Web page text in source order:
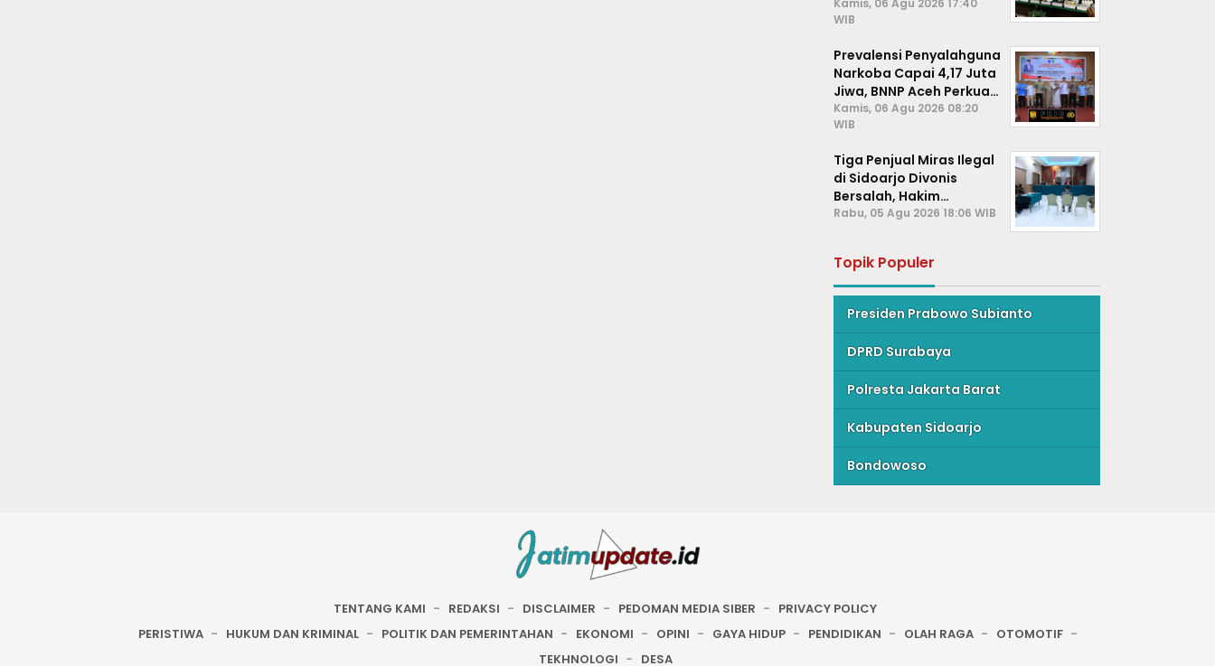
Cegah Penyalahgunaan
di Kalangan Pelajar
Kamis, 06 Agu 2026 17:40
WIB
Prevalensi Penyalahguna
Narkoba Capai 4,17 Juta
Jiwa, BNNP Aceh Perkuat
P4GN di Subulussalam
Kamis, 06 Agu 2026 08:20
WIB
Tiga Penjual Miras Ilegal
di Sidoarjo Divonis
Bersalah, Hakim
Jatuhkan Denda hingga
Rabu, 05 Agu 2026 18:06 WIB
Topik Populer
Presiden Prabowo Subianto
DPRD Surabaya
Polresta Jakarta Barat
Kabupaten Sidoarjo
Bondowoso
TENTANG KAMI REDAKSI DISCLAIMER PEDOMAN MEDIA SIBER
PRIVACY POLICY
PERISTIWA
HUKUM DAN KRIMINAL POLITIK DAN PEMERINTAHAN EKONOMI OPINI GAYA HIDUP PENDIDIKAN OLAH RAGA
OTOMOTIF
TEKHNOLOGI
DESA